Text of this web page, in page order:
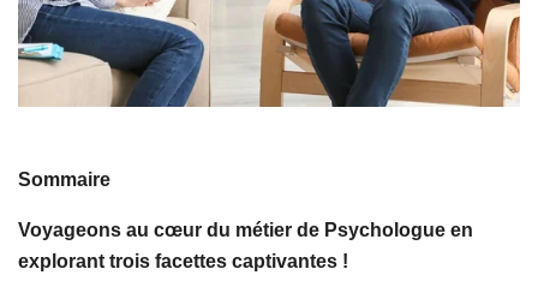
Sommaire
Voyageons au cœur du métier de Psychologue en
explorant trois facettes captivantes !